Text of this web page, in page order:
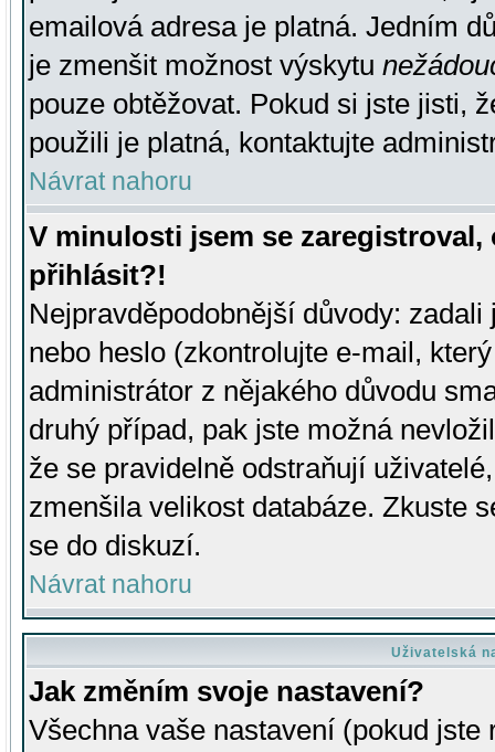
emailová adresa je platná. Jedním
je zmenšit možnost výskytu
pouze obtěžovat. Pokud si jste jisti,
použili je platná, kontaktujte
Návrat nahoru
V minulosti jsem se
přihlásit?!
Nejpravděpodobnější důvody:
nebo heslo (zkontrolujte e-mail,
administrátor z nějakého důvodu
druhý případ, pak jste možná
že se pravidelně odstraňují
zmenšila velikost databáze. Zkuste
se do diskuzí.
Návrat nahoru
Uživatelská
Jak změním svoje nastavení?
Všechna vaše nastavení (pokud